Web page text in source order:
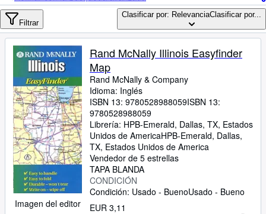
Búsqueda avanzada
Colecciones
Libros antiguos
Arte y coleccionismo
Vendedores
Comenzar a vender
Ayuda
CERRAR
Filtrar
Clasificar por: RelevanciaClasificar por...
Imagen del editor
Rand McNally Illinois Easyfinder
Map
Rand McNally & Company
Idioma: Inglés
ISBN 13: 9780528988059ISBN 13:
9780528988059
Librería: HPB-Emerald, Dallas, TX, Estados
Unidos de AmericaHPB-Emerald, Dallas,
TX, Estados Unidos de America
Vendedor de 5 estrellas
TAPA BLANDA
CONDICIÓN
Condición: Usado - BuenoUsado - Bueno
EUR 3,11